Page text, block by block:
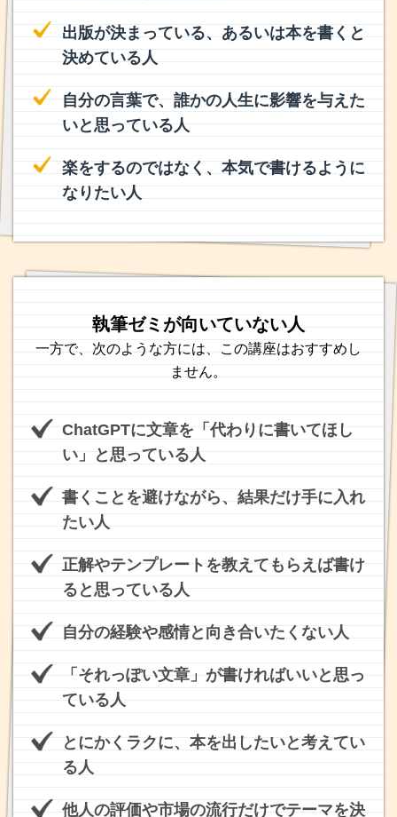
出版が決まっている、あるいは本を書くと
決めている人
自分の言葉で、誰かの人生に影響を与えた
いと思っている人
楽をするのではなく、本気で書けるように
なりたい人
執筆ゼミが向いていない人
一方で、次のような方には、この講座はおすすめし
ません。
ChatGPTに文章を「代わりに書いてほし
い」と思っている人
書くことを避けながら、結果だけ手に入れ
たい人
正解やテンプレートを教えてもらえば書け
ると思っている人
自分の経験や感情と向き合いたくない人
「それっぽい文章」が書ければいいと思っ
ている人
とにかくラクに、本を出したいと考えてい
る人
他人の評価や市場の流行だけでテーマを決